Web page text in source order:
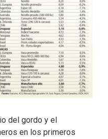
del gordo y el
en los primeros